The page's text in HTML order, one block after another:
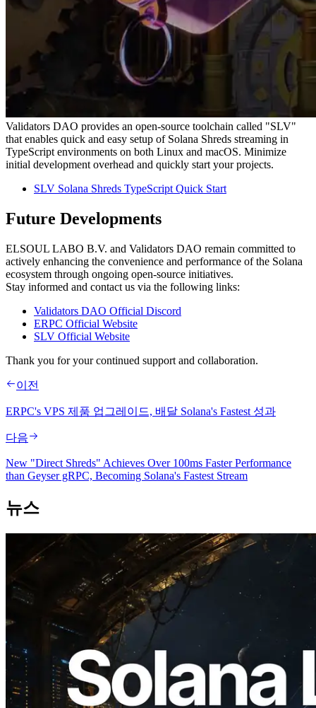
Validators DAO provides an open-source toolchain called "SLV"
that enables quick and easy setup of Solana Shreds streaming in
TypeScript environments on both Linux and macOS. Minimize
initial development overhead and quickly start your projects.
SLV Solana Shreds TypeScript Quick Start
Future Developments
ELSOUL LABO B.V. and Validators DAO remain committed to
actively enhancing the convenience and performance of the Solana
ecosystem through ongoing open-source initiatives.
Stay informed and contact us via the following links:
Validators DAO Official Discord
ERPC Official Website
SLV Official Website
Thank you for your continued support and collaboration.
이전
ERPC's VPS 제품 업그레이드, 배달 Solana's Fastest 성과
다음
New "Direct Shreds" Achieves Over 100ms Faster Performance
than Geyser gRPC, Becoming Solana's Fastest Stream
뉴스
2026.08.05